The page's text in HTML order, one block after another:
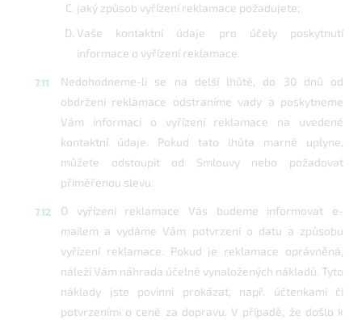
jaký způsob vyřízení reklamace požadujete;
Vaše kontaktní údaje pro účely poskytnutí
informace o vyřízení reklamace.
Nedohodneme-li se na delší lhůtě, do 30 dnů od
obdržení reklamace odstraníme vady a poskytneme
Vám informaci o vyřízení reklamace na uvedené
kontaktní údaje. Pokud tato lhůta marně uplyne,
můžete odstoupit od Smlouvy nebo požadovat
přiměřenou slevu.
O vyřízení reklamace Vás budeme informovat e-
mailem a vydáme Vám potvrzení o datu a způsobu
vyřízení reklamace. Pokud je reklamace oprávněná,
náleží Vám náhrada účelně vynaložených nákladů. Tyto
náklady jste povinni prokázat, např. účtenkami či
potvrzeními o ceně za dopravu. V případě, že došlo k